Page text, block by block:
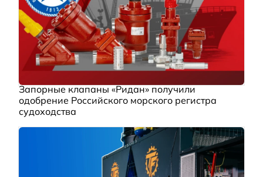
Запорные клапаны «Ридан» получили
одобрение Российского морского регистра
судоходства